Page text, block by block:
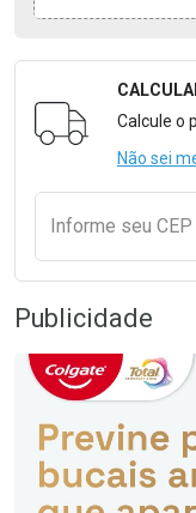
Formulário
Calcule o
Não sei
Informe seu CEP
Publicidade